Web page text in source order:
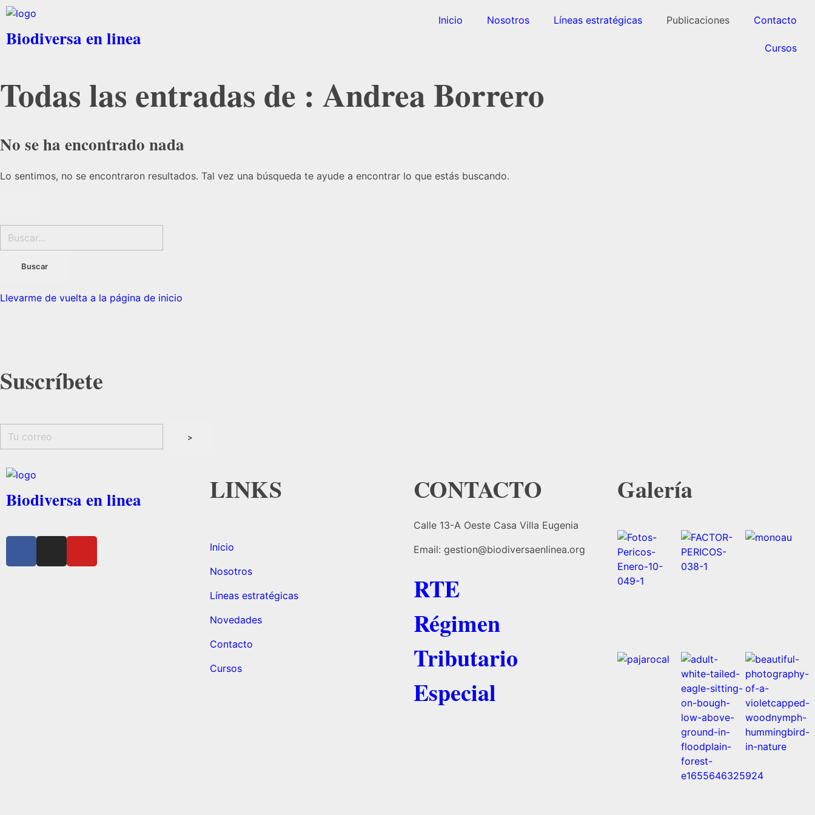
Biodiversa en linea
Inicio Nosotros Líneas estratégicas Publicaciones Contacto
Cursos
Todas las entradas de : Andrea Borrero
No se ha encontrado nada
Lo sentimos, no se encontraron resultados. Tal vez una búsqueda te ayude a encontrar lo que estás buscando.
Llevarme de vuelta a la página de inicio
Suscríbete
Biodiversa en linea LINKS
Inicio
Nosotros
Líneas estratégicas
Novedades
Contacto
Cursos
CONTACTO
Calle 13-A Oeste Casa Villa Eugenia
Email: gestion@biodiversaenlinea.org
RTE
Régimen
Tributario
Especial
Galería